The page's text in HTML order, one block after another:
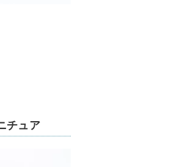
チュア